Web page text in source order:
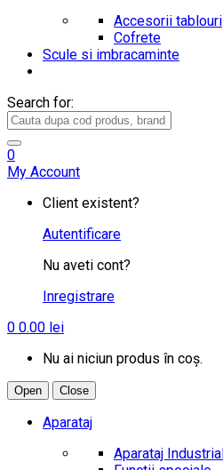
Accesorii tablouri
Cofrete
Scule si imbracaminte
Search for:
0
My Account
Client existent?
Autentificare
Nu aveti cont?
Inregistrare
0 0.00 lei
Nu ai niciun produs în coș.
Open Close
Aparataj
Aparataj Industrial